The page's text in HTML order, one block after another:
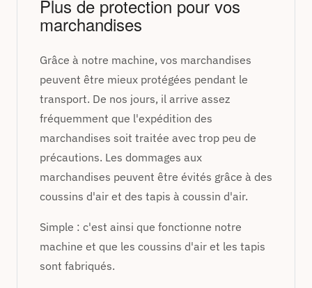
Plus de protection pour vos
marchandises
Grâce à notre machine, vos marchandises
peuvent être mieux protégées pendant le
transport. De nos jours, il arrive assez
fréquemment que l'expédition des
marchandises soit traitée avec trop peu de
précautions. Les dommages aux
marchandises peuvent être évités grâce à des
coussins d'air et des tapis à coussin d'air.
Simple : c'est ainsi que fonctionne notre
machine et que les coussins d'air et les tapis
sont fabriqués.